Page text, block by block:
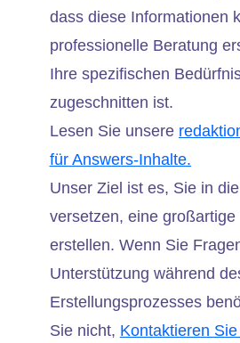
dass diese Informationen
professionelle Beratung
Ihre spezifischen
zugeschnitten ist.
Lesen Sie unsere
für Answers-Inhalte.
Unser Ziel ist es, Sie in
versetzen, eine großartige
erstellen. Wenn Sie
Unterstützung während
Erstellungsprozesses
Sie nicht, Kontaktieren